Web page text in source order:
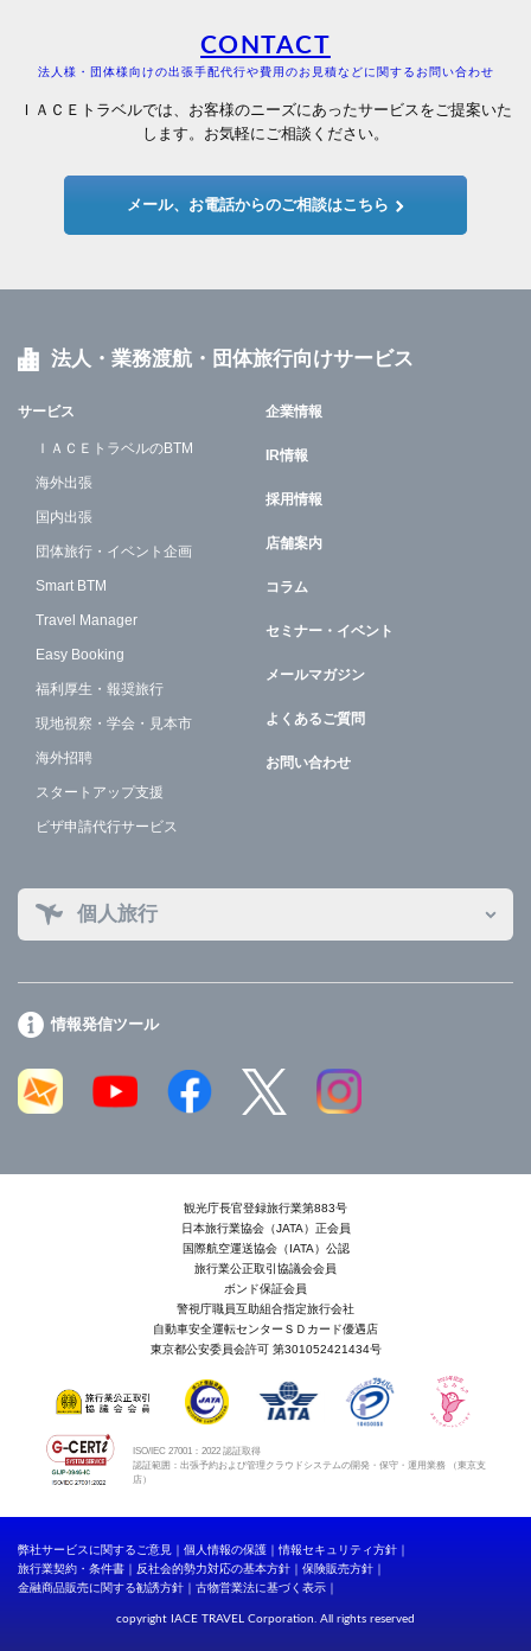
CONTACT
法人様・団体様向けの出張手配代行や費用のお見積などに関するお問い合わせ
ＩＡＣＥトラベルでは、お客様のニーズにあったサービスをご提案いた
します。お気軽にご相談ください。
メール、お電話からのご相談はこちら
法人・業務渡航・団体旅行向けサービス
サービス
ＩＡＣＥトラベルのBTM
海外出張
国内出張
団体旅行・イベント企画
Smart BTM
Travel Manager
Easy Booking
福利厚生・報奨旅行
現地視察・学会・見本市
海外招聘
スタートアップ支援
ビザ申請代行サービス
企業情報
IR情報
採用情報
店舗案内
コラム
セミナー・イベント
メールマガジン
よくあるご質問
お問い合わせ
個人旅行
情報発信ツール
観光庁長官登録旅行業第883号
日本旅行業協会（JATA）正会員
国際航空運送協会（IATA）公認
旅行業公正取引協議会会員
ボンド保証会員
警視庁職員互助組合指定旅行会社
自動車安全運転センターＳＤカード優遇店
東京都公安委員会許可 第301052421434号
ISO/IEC 27001：2022 認証取得
認証範囲：出張予約および管理クラウドシステムの開発・保守・運用業務 （東京支
店）
弊社サービスに関するご意見 個人情報の保護
情報セキュリティ方針
旅行業契約・条件書
反社会的勢力対応の基本方針
保険販売方針
金融商品販売に関する勧誘方針
古物営業法に基づく表示
copyright IACE TRAVEL Corporation. All rights reserved